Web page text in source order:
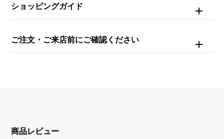
ショッピングガイド
ご注文・ご来店前にご確認ください
商品レビュー